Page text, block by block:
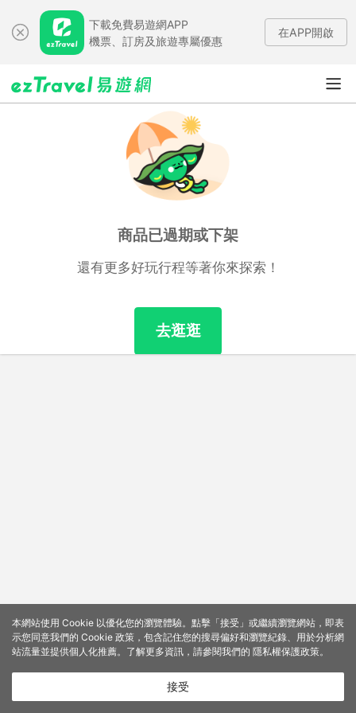
下載免費易遊網APP
機票、訂房及旅遊專屬優惠
在APP開啟
商品已過期或下架
還有更多好玩行程等著你來探索！
去逛逛
本網站使用 Cookie 以優化您的瀏覽體驗。點擊「接受」或繼續瀏覽網站，即表
示您同意我們的 Cookie 政策，包含記住您的搜尋偏好和瀏覽紀錄、用於分析網
站流量並提供個人化推薦。了解更多資訊，請參閱我們的 隱私權保護政策。
接受